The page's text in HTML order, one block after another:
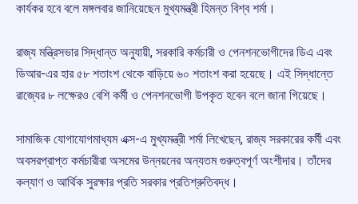
কার্যকর হবে বলে মঙ্গলবার জানিয়েছেন মুখ্যমন্ত্রী হিমন্ত বিশ্ব শর্মা।
রাজ্য মন্ত্রিসভার সিদ্ধান্ত অনুযায়ী, সরকারি কর্মচারী ও পেনশনভোগীদের ডিএ এবং
ডিআর-এর হার ৫৮ শতাংশ থেকে বাড়িয়ে ৬০ শতাংশ করা হয়েছে। এই সিদ্ধান্তে
রাজ্যের ৮ লক্ষেরও বেশি কর্মী ও পেনশনভোগী উপকৃত হবেন বলে জানা গিয়েছে।
সামাজিক যোগাযোগমাধ্যম এক্স-এ মুখ্যমন্ত্রী শর্মা লিখেছেন, রাজ্য সরকারের কর্মী এবং
অবসরপ্রাপ্ত কর্মচারীরা অসমের উন্নয়নের অন্যতম গুরুত্বপূর্ণ অংশীদার। তাঁদের
কল্যাণ ও আর্থিক সুরক্ষার প্রতি সরকার প্রতিশ্রুতিবদ্ধ।